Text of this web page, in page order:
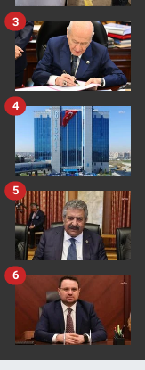
3
4
5
6